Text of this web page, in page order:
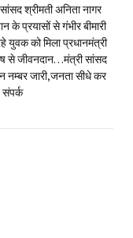
श्रीमती अनिता नागर
के प्रयासों से गंभीर बीमारी
युवक को मिला प्रधानमंत्री
से जीवनदान…मंत्री सांसद
नम्बर जारी,जनता सीधे कर